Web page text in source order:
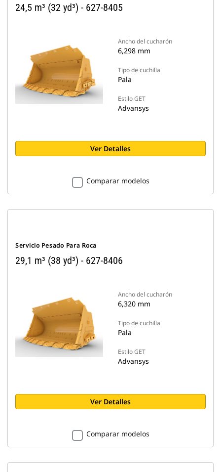
24,5 m³ (32 yd³) - 627-8405
Ancho del cucharón
6,298 mm
Tipo de cuchilla
Pala
Estilo GET
Advansys
Ver Detalles
Comparar modelos
Servicio Pesado Para Roca
29,1 m³ (38 yd³) - 627-8406
Ancho del cucharón
6,320 mm
Tipo de cuchilla
Pala
Estilo GET
Advansys
Ver Detalles
Comparar modelos